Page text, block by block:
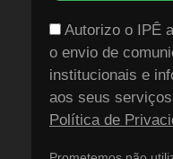
Autorizo o IPÊ
o envio de
institucionais e
aos seus
Política de